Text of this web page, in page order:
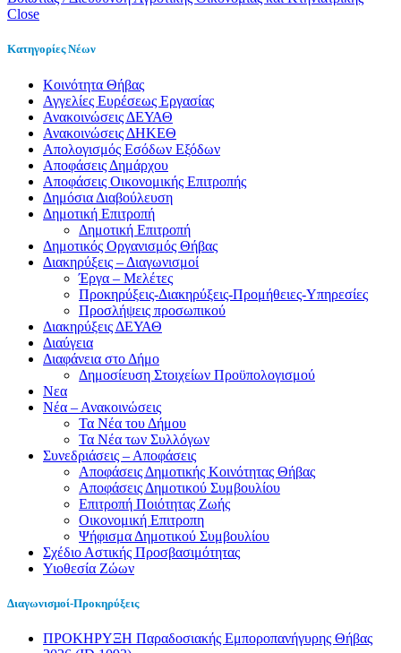
Close
Κατηγορίες Νέων
Kοινότητα Θήβας
Αγγελίες Ευρέσεως Εργασίας
Ανακοινώσεις ΔΕΥΑΘ
Ανακοινώσεις ΔΗΚΕΘ
Απολογισμός Εσόδων Εξόδων
Αποφάσεις Δημάρχου
Αποφάσεις Οικονομικής Επιτροπής
Δημόσια Διαβούλευση
Δημοτική Επιτροπή
Δημοτική Επιτροπή
Δημοτικός Οργανισμός Θήβας
Διακηρύξεις – Διαγωνισμοί
Έργα – Μελέτες
Προκηρύξεις-Διακηρύξεις-Προμήθειες-Υπηρεσίες
Προσλήψεις προσωπικού
Διακηρύξεις ΔΕΥΑΘ
Διαύγεια
Διαφάνεια στο Δήμο
Δημοσίευση Στοιχείων Προϋπολογισμού
Νεα
Νέα – Ανακοινώσεις
Τα Νέα του Δήμου
Τα Νέα των Συλλόγων
Συνεδριάσεις – Αποφάσεις
Αποφάσεις Δημοτικής Κοινότητας Θήβας
Αποφάσεις Δημοτικού Συμβουλίου
Επιτροπή Ποιότητας Ζωής
Οικονομική Επιτροπη
Ψήφισμα Δημοτικού Συμβουλίου
Σχέδιο Αστικής Προσβασιμότητας
Υιοθεσία Ζώων
Διαγωνισμοί-Προκηρύξεις
ΠΡΟΚΗΡΥΞΗ Παραδοσιακής Εμποροπανήγυρης Θήβας